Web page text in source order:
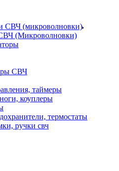
СВЧ (микроволновки)
(Микроволновки)
СВЧ
таймеры
коуплеры
термостаты
ручки свч